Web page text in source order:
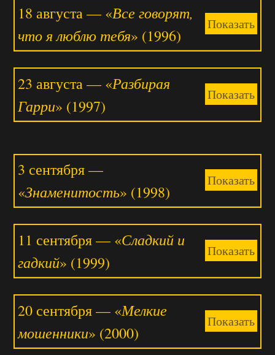
18 августа — «Все говорят,
что я люблю тебя» (1996)
Показать
23 августа — «Разбирая
Гарри» (1997)
Показать
3 сентября —
«Знаменитость» (1998)
Показать
11 сентября — «Сладкий и
гадкий» (1999)
Показать
20 сентября — «Мелкие
мошенники» (2000)
Показать